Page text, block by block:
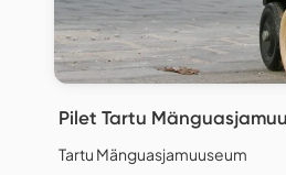
Pilet Tartu
Tartu Mänguasjamuuseum